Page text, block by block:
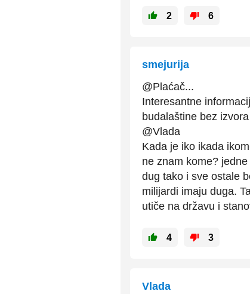
2 6
smejurija
@Plaćač...
Interesantne
budalaštine bez
@Vlada
Kada je iko ikada
ne znam kome?
dug tako i sve ostale
milijardi imaju duga.
utiče na državu i
4 3
Vlada